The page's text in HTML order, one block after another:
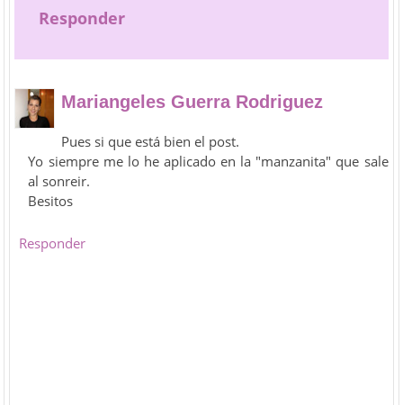
Responder
Mariangeles Guerra Rodriguez
Pues si que está bien el post.
Yo siempre me lo he aplicado en la "manzanita" que sale
al sonreir.
Besitos
Responder